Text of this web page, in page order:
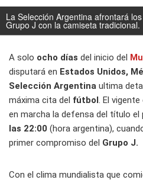
La Selección Argentina afrontará
Grupo J con la camiseta tradicional.
A solo ocho días del inicio del
disputará en Estados Unidos,
Selección Argentina ultima
máxima cita del fútbol. El
en marcha la defensa del título el
las 22:00 (hora argentina),
primer compromiso del Grupo J.
Con el clima mundialista que